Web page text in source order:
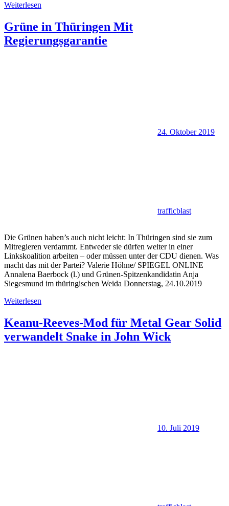
Weiterlesen
Grüne in Thüringen Mit
Regierungsgarantie
24. Oktober 2019
trafficblast
Die Grünen haben’s auch nicht leicht: In Thüringen sind sie zum
Mitregieren verdammt. Entweder sie dürfen weiter in einer
Linkskoalition arbeiten – oder müssen unter der CDU dienen. Was
macht das mit der Partei? Valerie Höhne/ SPIEGEL ONLINE
Annalena Baerbock (l.) und Grünen-Spitzenkandidatin Anja
Siegesmund im thüringischen Weida Donnerstag, 24.10.2019
Weiterlesen
Keanu-Reeves-Mod für Metal Gear Solid
verwandelt Snake in John Wick
10. Juli 2019